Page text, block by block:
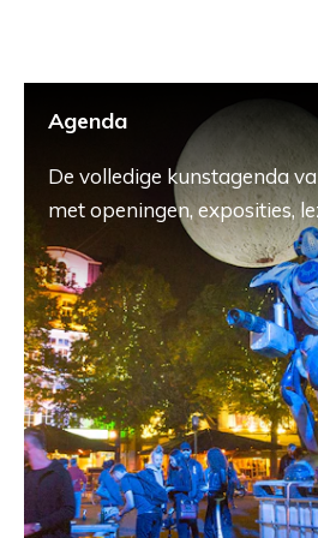
Agenda
De volledige kunstagenda
met openingen, exposities,